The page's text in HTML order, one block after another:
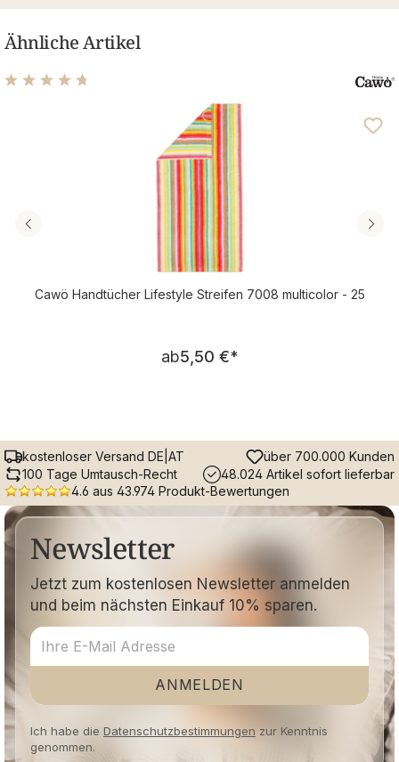
Ähnliche Artikel
Durchschnittliche Bewertung von 4.71 von 5 Sternen
Cawö Handtücher Lifestyle Streifen 7008 multicolor - 25
Regulärer Preis:
ab5,50 €*
kostenloser Versand DE|AT
über 700.000 Kunden
100 Tage Umtausch-Recht
48.024 Artikel sofort lieferbar
4.6 aus 43.974 Produkt-Bewertungen
Newsletter
Jetzt zum kostenlosen Newsletter anmelden
und beim nächsten Einkauf 10% sparen.
ANMELDEN
Ich habe die Datenschutzbestimmungen zur Kenntnis
genommen.